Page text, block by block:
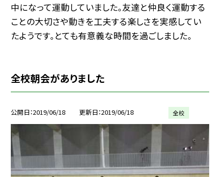
中になって運動していました。友達と仲良く運動する
ことの大切さや動きを工夫する楽しさを実感してい
たようです。とても有意義な時間を過ごしました。
全校朝会がありました
公開日 2019/06/18 更新日 2019/06/18 全校